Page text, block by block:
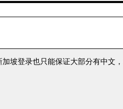
坡登录也只能保证大部分有中文，